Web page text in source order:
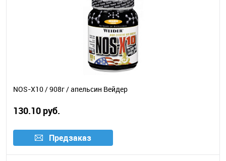
NOS-X10 / 908г / апельсин Вейдер
130.10 руб.
Предзаказ